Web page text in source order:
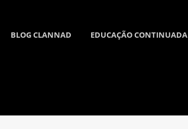
BLOG CLANNAD EDUCAÇÃO CONTINUADA